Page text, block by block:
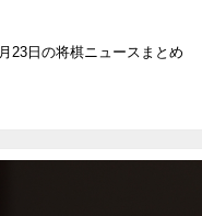
23日の将棋ニュースまとめ